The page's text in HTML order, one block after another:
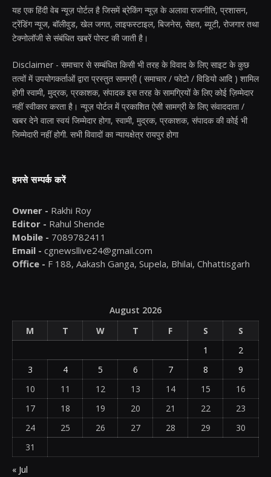
यह एक हिंदी वेब न्यूज़ पोर्टल है जिसमें ब्रेकिंग न्यूज़ के अलावा राजनीति, प्रशासन,
ट्रेंडिंग न्यूज, बॉलीवुड, खेल जगत, लाइफस्टाइल, बिजनेस, सेहत, ब्यूटी, रोजगार तथा
टेक्नोलॉजी से संबंधित खबरें पोस्ट की जाती है।
Disclaimer - समाचार से सम्बंधित किसी भी तरह के विवाद के लिए साइट के कुछ
तत्वों में उपयोगकर्ताओं द्वारा प्रस्तुत सामग्री ( समाचार / फोटो / विडियो आदि ) शामिल
होगी स्वामी, मुद्रक, प्रकाशक, संपादक इस तरह के सामग्रियों के लिए कोई ज़िम्मेदार
नहीं स्वीकार करता है। न्यूज़ पोर्टल में प्रकाशित ऐसी सामग्री के लिए संवाददाता /
खबर देने वाला स्वयं जिम्मेदार होगा, स्वामी, मुद्रक, प्रकाशक, संपादक की कोई भी
जिम्मेदारी नहीं होगी. सभी विवादों का न्यायक्षेत्र रायपुर होगा
हमसे सम्पर्क करें
Owner - Rakhi Roy
Editor - Rahul Shende
Mobile - 7089782411
Email - cgnewsllive24@gmail.com
Office - F 188, Aakash Ganga, Supela, Bhilai, Chhattisgarh
August 2026
M
T W T F S
S
1
2
3
4 5 6 7 8
9
10
11 12 13 14 15
16
17
18 19 20 21 22
23
24
25 26 27 28 29
30
31
« Jul